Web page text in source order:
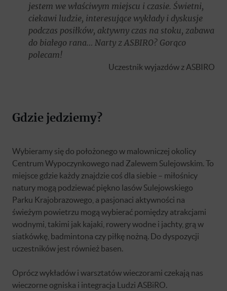
jestem we właściwym miejscu i czasie. Świetni,
ciekawi ludzie, interesujące wykłady i dyskusje
podczas posiłków, aktywny czas na stoku, zabawa
do białego rana… Narty z ASBIRO? Gorąco
polecam!
Uczestnik wyjazdów z ASBIRO
Gdzie jedziemy?
Wybieramy się do położonego w malowniczej okolicy
Centrum Wypoczynkowego nad Zalewem Sulejowskim. To
miejsce gdzie każdy znajdzie coś dla siebie – miłośnicy
natury mogą podziewać piękno lasów Sulejowskiego
Parku Krajobrazowego, a pasjonaci aktywności na
świeżym powietrzu mogą wybierać pomiędzy atrakcjami
wodnymi, takimi jak kajaki, rowery wodne i jachty, grą w
siatkówkę, badmintona czy piłkę nożną. Do dyspozycji
uczestników jest również basen.
Oprócz wykładów i warsztatów wieczorami czekają nas
wieczorne ogniska i integracja Ludzi ASBiRO.